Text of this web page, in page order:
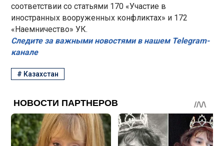
соответствии со статьями 170 «Участие в
иностранных вооруженных конфликтах» и 172
«Наемничество» УК.
Следите за важными новостями в нашем Telegram-
канале
# Казахстан